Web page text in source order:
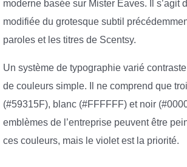
moderne basée sur Mister Eaves. Il s’agit
modifiée du grotesque subtil
paroles et les titres de Scentsy.
Un système de typographie varié
de couleurs simple. Il ne comprend que
(#59315F), blanc (#FFFFFF) et noir
emblèmes de l’entreprise peuvent être
ces couleurs, mais le violet est la priorité.